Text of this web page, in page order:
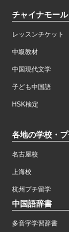
チャイナモール
レッスンチケット
中級教材
中国現代文学
子ども中国語
HSK検定
各地の学校・
名古屋校
上海校
杭州プチ留学
中国語辞書
多音字学習辞書